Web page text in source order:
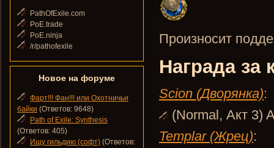
Произносит
Награда за
Scion (Дворянка):
(Normal, Акт 3)
Templar (Жрец):
PathOfExile.com
PoE.trade
PoE.ninja
/r/pathofexile
Новое на форуме
Фарт!!! Фан!!! или Охотничьи
байки (Ответов: 9648)
Path of Exile: Synthesis
(Ответов: 405)
Ищу гильдию (софт) (Ответов: